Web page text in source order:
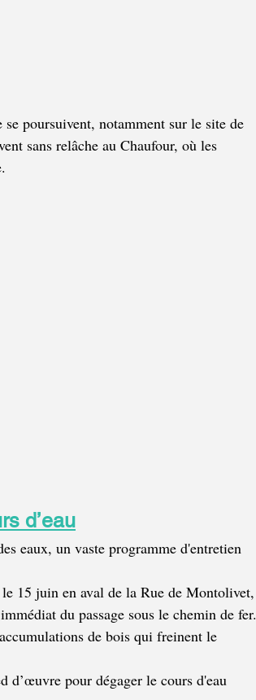
poursuivent, notamment sur le site de
sans relâche au Chaufour, où les
d’eau
eaux, un vaste programme d'entretien
15 juin en aval de la Rue de Montolivet,
du passage sous le chemin de fer.
de bois qui freinent le
d’œuvre pour dégager le cours d'eau